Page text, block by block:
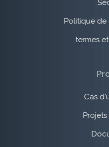
Politique
termes
Cas
Projets